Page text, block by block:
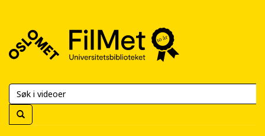
FilMet
Universitetsbiblioteket